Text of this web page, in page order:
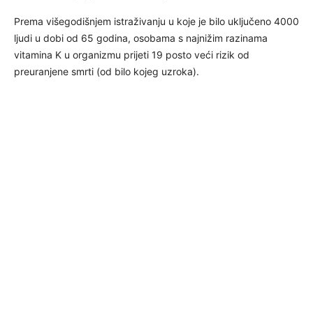
Prema višegodišnjem istraživanju u koje je bilo uključeno 4000
ljudi u dobi od 65 godina, osobama s najnižim razinama
vitamina K u organizmu prijeti 19 posto veći rizik od
preuranjene smrti (od bilo kojeg uzroka).